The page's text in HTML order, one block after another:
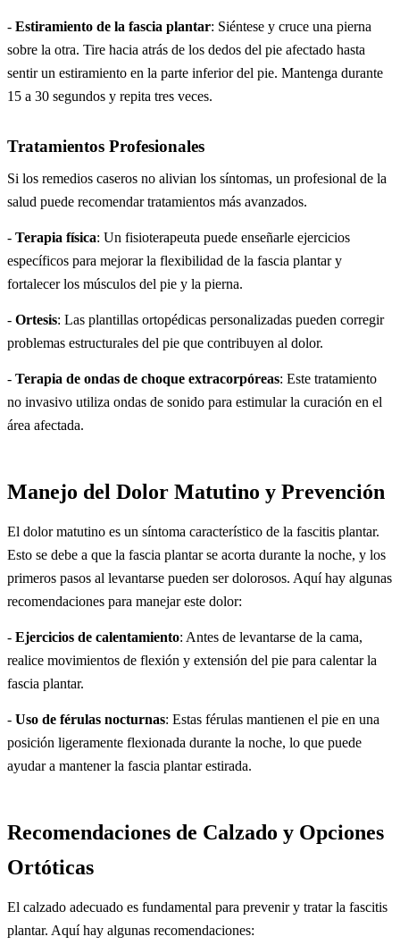
- Estiramiento de la fascia plantar: Siéntese y cruce una pierna
sobre la otra. Tire hacia atrás de los dedos del pie afectado hasta
sentir un estiramiento en la parte inferior del pie. Mantenga durante
15 a 30 segundos y repita tres veces.
Tratamientos Profesionales
Si los remedios caseros no alivian los síntomas, un profesional de la
salud puede recomendar tratamientos más avanzados.
- Terapia física: Un fisioterapeuta puede enseñarle ejercicios
específicos para mejorar la flexibilidad de la fascia plantar y
fortalecer los músculos del pie y la pierna.
- Ortesis: Las plantillas ortopédicas personalizadas pueden corregir
problemas estructurales del pie que contribuyen al dolor.
- Terapia de ondas de choque extracorpóreas: Este tratamiento
no invasivo utiliza ondas de sonido para estimular la curación en el
área afectada.
Manejo del Dolor Matutino y Prevención
El dolor matutino es un síntoma característico de la fascitis plantar.
Esto se debe a que la fascia plantar se acorta durante la noche, y los
primeros pasos al levantarse pueden ser dolorosos. Aquí hay algunas
recomendaciones para manejar este dolor:
- Ejercicios de calentamiento: Antes de levantarse de la cama,
realice movimientos de flexión y extensión del pie para calentar la
fascia plantar.
- Uso de férulas nocturnas: Estas férulas mantienen el pie en una
posición ligeramente flexionada durante la noche, lo que puede
ayudar a mantener la fascia plantar estirada.
Recomendaciones de Calzado y Opciones
Ortóticas
El calzado adecuado es fundamental para prevenir y tratar la fascitis
plantar. Aquí hay algunas recomendaciones: